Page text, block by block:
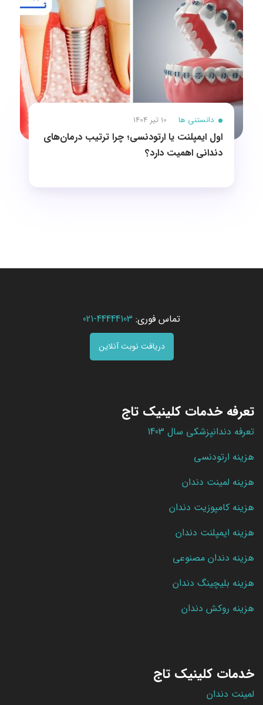
دانستنی ها 10 تیر 1404
اول ایمپلنت یا ارتودنسی؛ چرا ترتیب درمان‌های
دندانی اهمیت دارد؟
تماس فوری: 44444103-021
دریافت نوبت آنلاین
تعرفه خدمات کلینیک تاج
تعرفه دندانپزشکی سال 1403
هزینه ارتودنسی
هزینه لمینت دندان
هزینه کامپوزیت دندان
هزینه ایمپلنت دندان
هزینه دندان مصنوعی
هزینه بلیچینگ دندان
هزینه روکش دندان
خدمات کلینیک تاج
لمینت دندان